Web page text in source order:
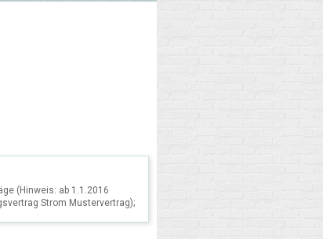
(Hinweis: ab 1.1.2016
Strom Mustervertrag);